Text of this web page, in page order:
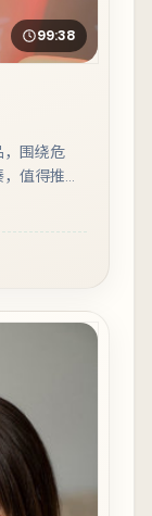
99:38
围绕危
值得推荐